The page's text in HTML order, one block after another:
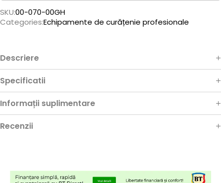
SKU:00-070-00GH
Categories:Echipamente de curățenie profesionale
Descriere
Specificatii
Informații suplimentare
Recenzii